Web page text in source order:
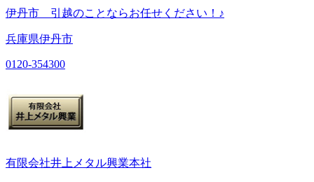
伊丹市 引越のことならお任せください！♪
兵庫県伊丹市
0120-354300
有限会社井上メタル興業本社